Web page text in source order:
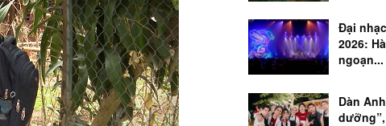
Đại
2026:
ngoạn...
Dàn